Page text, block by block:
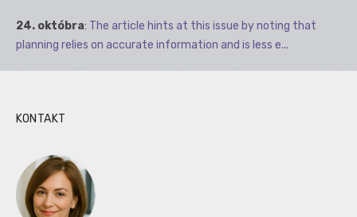
24. októbra: The article hints at this issue by noting that
planning relies on accurate information and is less e...
KONTAKT